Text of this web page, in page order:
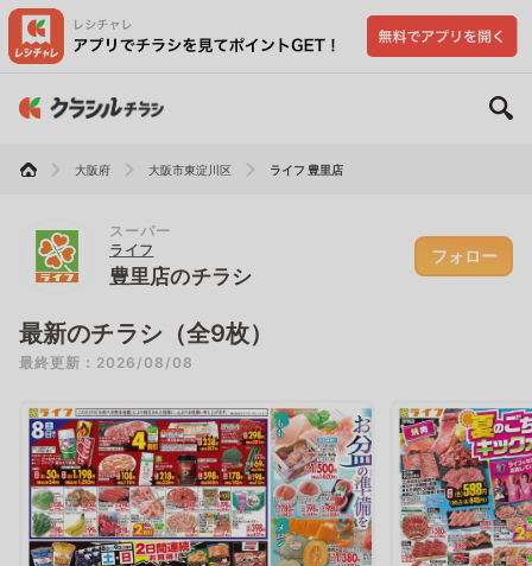
大阪府 大阪市東淀川区 ライフ 豊里店
スーパー
ライフ
豊里店のチラシ
フォロー
最新のチラシ（全9枚）
最終更新：2026/08/08